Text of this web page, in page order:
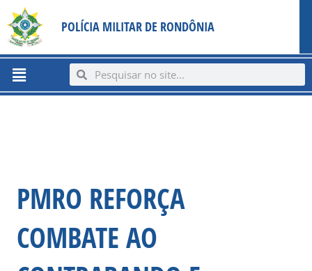
content
para
conteúdo
POLÍCIA MILITAR DE RONDÔNIA
Menu SearchSearch
PMRO REFORÇA
COMBATE AO